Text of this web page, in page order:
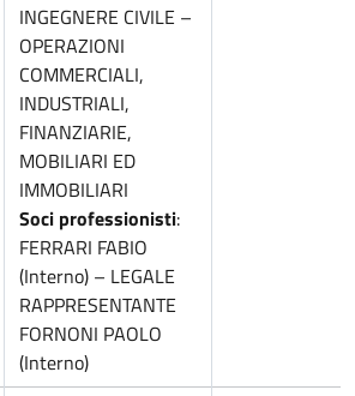
INGEGNERE CIVILE –
OPERAZIONI
COMMERCIALI,
INDUSTRIALI,
FINANZIARIE,
MOBILIARI ED
IMMOBILIARI
Soci professionisti:
FERRARI FABIO
(Interno) – LEGALE
RAPPRESENTANTE
FORNONI PAOLO
(Interno)